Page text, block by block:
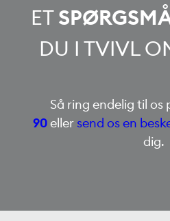
ET
DU I TVIVL
Så ring endelig til os
90eller send os en
dig.